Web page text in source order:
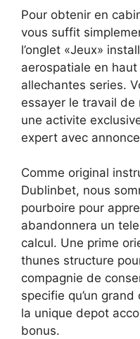
Pour obtenir en
vous suffit
l’onglet «Jeux»
aerospatiale en
allechantes series.
essayer le travail
une activite
expert avec
Comme original
Dublinbet, nous
pourboire pour
abandonnera un
calcul. Une prime
thunes structure
compagnie de
specifie qu’un
la unique depot
bonus.